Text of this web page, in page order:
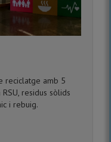
reciclatge amb 5
residus sòlids
i rebuig.